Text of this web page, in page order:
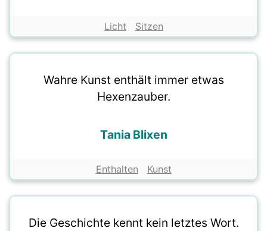
Licht Sitzen
Wahre Kunst enthält immer etwas
Hexenzauber.
Tania Blixen
Enthalten Kunst
Die Geschichte kennt kein letztes Wort.